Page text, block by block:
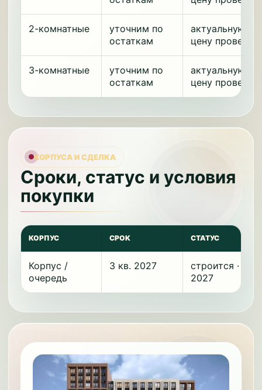
2-комнатные
уточним по
остаткам
актуальную
цену проверим
3-комнатные
уточним по
остаткам
актуальную
цену проверим
КОРПУСА И СДЕЛКА
Сроки, статус и условия
покупки
КОРПУС СРОК СТАТУС
Корпус /
очередь
3 кв. 2027
строится · 3
2027